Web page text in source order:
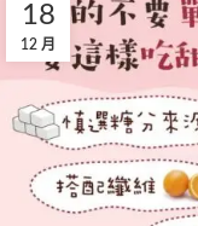
18
12 月